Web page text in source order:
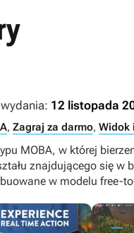
12 listopada
, Zagraj za darmo, Widok
MOBA, w której
znajdującego się w
w modelu free-